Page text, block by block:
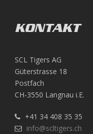
KONTAKT
SCL Tigers AG
Güterstrasse 18
Postfach
CH-3550 Langnau i.E.
+41 34 408 35 35
info@scltigers.ch